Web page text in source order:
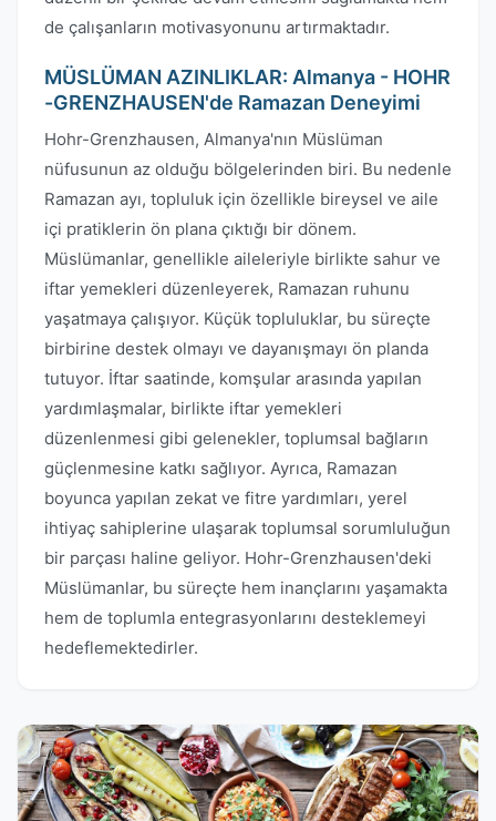
de çalışanların motivasyonunu artırmaktadır.
MÜSLÜMAN AZINLIKLAR: Almanya - HOHR
-GRENZHAUSEN'de Ramazan Deneyimi
Hohr-Grenzhausen, Almanya'nın Müslüman
nüfusunun az olduğu bölgelerinden biri. Bu nedenle
Ramazan ayı, topluluk için özellikle bireysel ve aile
içi pratiklerin ön plana çıktığı bir dönem.
Müslümanlar, genellikle aileleriyle birlikte sahur ve
iftar yemekleri düzenleyerek, Ramazan ruhunu
yaşatmaya çalışıyor. Küçük topluluklar, bu süreçte
birbirine destek olmayı ve dayanışmayı ön planda
tutuyor. İftar saatinde, komşular arasında yapılan
yardımlaşmalar, birlikte iftar yemekleri
düzenlenmesi gibi gelenekler, toplumsal bağların
güçlenmesine katkı sağlıyor. Ayrıca, Ramazan
boyunca yapılan zekat ve fitre yardımları, yerel
ihtiyaç sahiplerine ulaşarak toplumsal sorumluluğun
bir parçası haline geliyor. Hohr-Grenzhausen'deki
Müslümanlar, bu süreçte hem inançlarını yaşamakta
hem de toplumla entegrasyonlarını desteklemeyi
hedeflemektedirler.